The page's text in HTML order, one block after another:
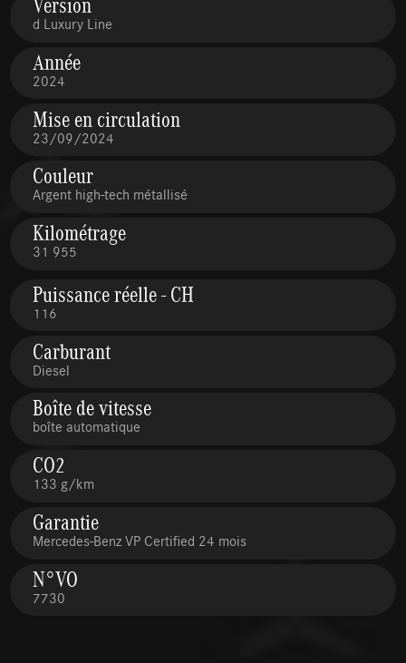
d Luxury Line
Année
2024
Mise en circulation
23/09/2024
Couleur
Argent high-tech métallisé
Kilométrage
31 955
Puissance réelle - CH
116
Carburant
Diesel
Boîte de vitesse
boîte automatique
CO2
133 g/km
Garantie
Mercedes-Benz VP Certified 24 mois
N°VO
7730